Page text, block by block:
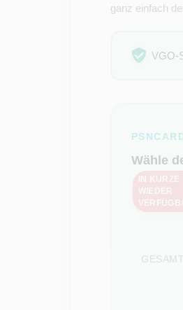
ganz einfach
VGO-
Wähle
20
IN KÜRZE
WIEDER